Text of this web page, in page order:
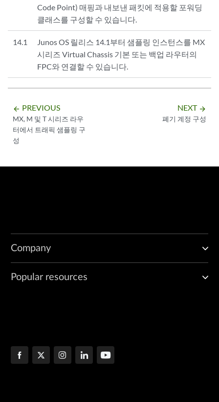
Code Point) 매핑과 내보낸 패킷에 적용할 포워딩
클래스를 구성할 수 있습니다.
14.1
Junos OS 릴리스 14.1부터 샘플링 인스턴스를 MX
시리즈 Virtual Chassis 기본 또는 백업 라우터의
FPC와 연결할 수 있습니다.
arrow_backward PREVIOUS
MX, M 및 T 시리즈 라우
터에서 트래픽 샘플링 구
성
NEXT arrow_forward
폐기 계정 구성
Company
Popular resources